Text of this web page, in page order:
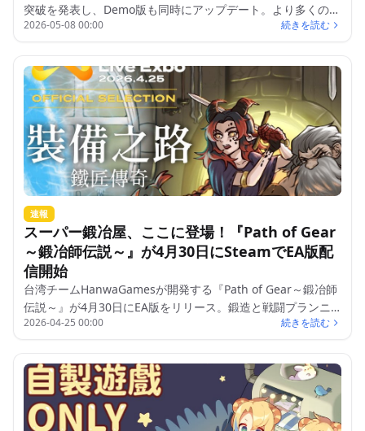
突破を発表し、Demo版も同時にアップデート。より多くの機
能や町の探索要素が追加されました。
2026-05-08 00:00 続きを読む
速報
スーパー鍛冶屋、ここに登場！『Path of Gear
～鍛冶師伝説～』が4月30日にSteamでEA版配
信開始
台湾チームHanwaGamesが開発する『Path of Gear～鍛冶師
伝説～』が4月30日にEA版をリリース。鍛造と戦闘プランニ
ングを組み合わせたRogueliteゲームです。
2026-04-25 00:00 続きを読む